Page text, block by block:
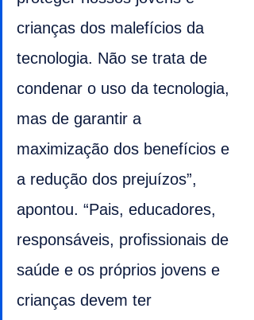
crianças dos malefícios da
tecnologia. Não se trata de
condenar o uso da tecnologia,
mas de garantir a
maximização dos benefícios e
a redução dos prejuízos”,
apontou. “Pais, educadores,
responsáveis, profissionais de
saúde e os próprios jovens e
crianças devem ter